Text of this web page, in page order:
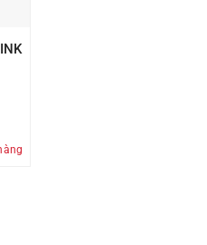
VNĐ.